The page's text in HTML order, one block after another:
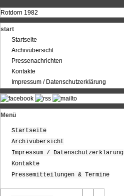
Rotdorn 1982
start
Startseite
Archivübersicht
Pressenachrichten
Kontakte
Impressum / Datenschutzerklärung
Menü
Startseite
Archivübersicht
Impressum / Datenschutzerklärung
Kontakte
Pressemitteilungen & Termine